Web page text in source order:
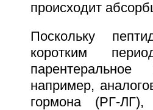
происходит
Поскольку
коротким
например,
гормона (РГ-ЛГ),